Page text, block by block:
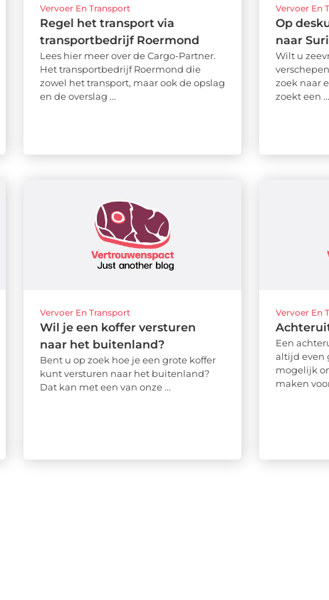
Vervoer En Transport
Regel het transport via
transportbedrijf Roermond
Lees hier meer over de Cargo-Partner.
Het transportbedrijf Roermond die
zowel het transport, maar ook de opslag
en de overslag ...
Vervoer En
Op
naar
Wilt u
zoek naar
zoekt een ...
Vervoer En Transport
Wil je een koffer versturen
naar het buitenland?
Bent u op zoek hoe je een grote koffer
kunt versturen naar het buitenland?
Dat kan met een van onze ...
Vervoer En
Een
altijd even
mogelijk
maken